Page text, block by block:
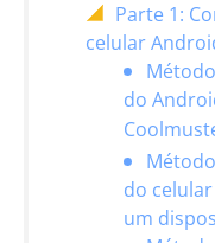
Parte 1:
celular
do
do
um